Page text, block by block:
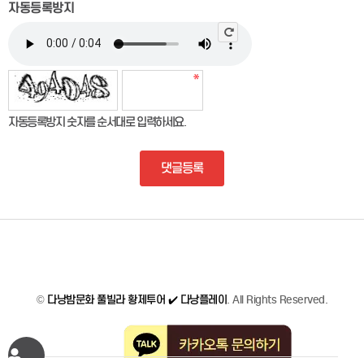
자동등록방지
자동등록방지 숫자를 순서대로 입력하세요.
댓글등록
© 다낭밤문화 풀빌라 황제투어 ✔️ 다낭플레이 . All Rights Reserved.